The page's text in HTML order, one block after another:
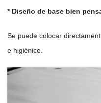
* Diseño de base bien
Se puede colocar
e higiénico.